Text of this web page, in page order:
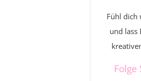
Fühl dich
und lass